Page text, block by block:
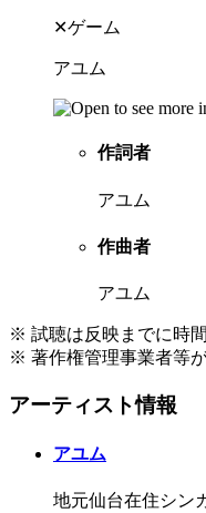
✕ゲーム
アユム
作詞者
アユム
作曲者
アユム
※ 試聴は反映までに時
※ 著作権管理事業者等
アーティスト情報
アユム
地元仙台在住シン